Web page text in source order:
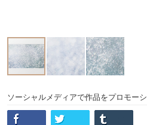
ソーシャルメディアで作品をプロモー